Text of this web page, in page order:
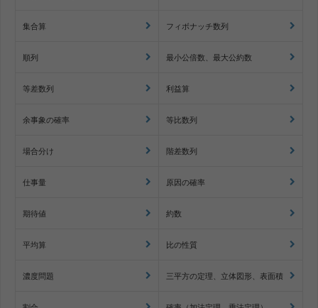
集合算 フィボナッチ数列
順列 最小公倍数、最大公約数
等差数列 利益算
余事象の確率 等比数列
場合分け 階差数列
仕事量 原因の確率
期待値 約数
平均算 比の性質
濃度問題 三平方の定理、立体図形、表面積